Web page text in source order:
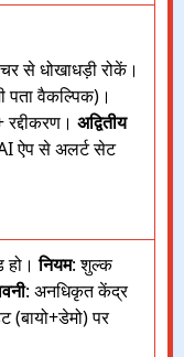
से धोखाधड़ी रोकें।
पता वैकल्पिक)।
अद्वितीय
ऐप से अलर्ट सेट
हो।नियम: शुल्क
: अनधिकृत केंद्र
(बायो+डेमो) पर